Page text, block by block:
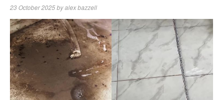
23 October 2025byalex bazzell